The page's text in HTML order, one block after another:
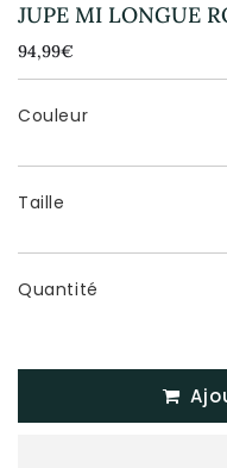
JUPE MI LONGUE
94,99€
Unit
price
Couleur
Taille
Quantité